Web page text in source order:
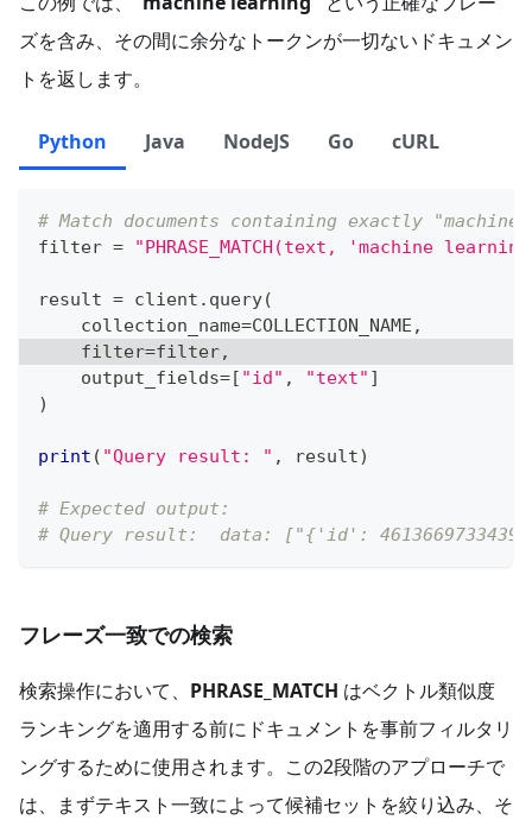
ズを含み、その間に余分なトークンが一切ないドキュメン
トを返します。
Python Java NodeJS Go cURL
# Match documents containing exactly
filter = "PHRASE_MATCH(text, 'machine
result = client . query(
    collection_name
=COLLECTION_NAME ,
filter=filter,
    output_fields
=[ "id" , "text" ]
)
print ( "Query result: " , result)
# Expected output:
# Query result:  data: ["{'id':
フレーズ一致での検索
検索操作において、 PHRASE_MATCH はベクトル類似度
ランキングを適用する前にドキュメントを事前フィルタリ
ングするために使用されます。この2段階のアプローチで
は、まずテキスト一致によって候補セットを絞り込み、そ